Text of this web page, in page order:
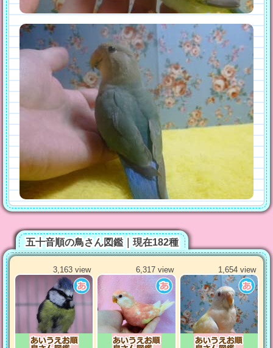
五十音順の鳥さん図鑑｜現在182種
3,163 view 6,317 view 1,654 view